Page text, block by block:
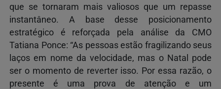
que se tornaram mais valiosos que um repasse
instantâneo. A base desse posicionamento
estratégico é reforçada pela análise da CMO
Tatiana Ponce: “As pessoas estão fragilizando seus
laços em nome da velocidade, mas o Natal pode
ser o momento de reverter isso. Por essa razão, o
presente é uma prova de atenção e um